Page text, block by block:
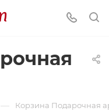
— Корзина Подарочная